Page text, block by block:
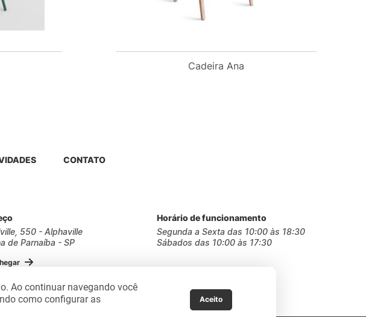
Cadeira Ana
CONTATO
550 - Alphaville
de Parnaíba - SP
Horário de funcionamento
Segunda a Sexta das 10:00 às 18:30
Sábados das 10:00 às 17:30
Ao continuar navegando você
como configurar as
Aceito